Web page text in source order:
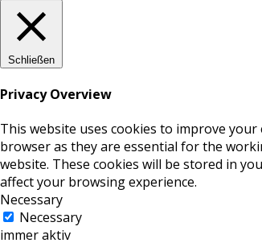
Schließen
Privacy Overview
This website uses cookies to improve
browser as they are essential for the
website. These cookies will be stored in
affect your browsing experience.
Necessary
Necessary
immer aktiv